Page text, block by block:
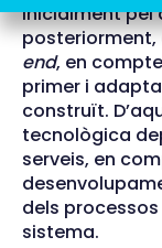
inicialment pel
end, en
primer i
construït.
tecnològica
serveis, en
dels processos
sistema.